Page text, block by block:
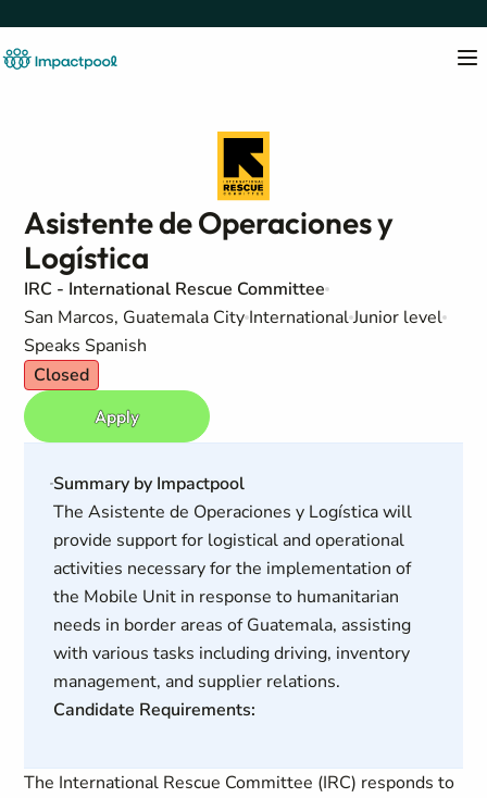
Asistente de Operaciones y
Logística
IRC - International Rescue Committee
San Marcos, Guatemala City InternationalJunior level
Speaks Spanish
Closed
Apply
Summary by Impactpool
The Asistente de Operaciones y Logística will
provide support for logistical and operational
activities necessary for the implementation of
the Mobile Unit in response to humanitarian
needs in border areas of Guatemala, assisting
with various tasks including driving, inventory
management, and supplier relations.
Candidate Requirements:
The International Rescue Committee (IRC) responds to